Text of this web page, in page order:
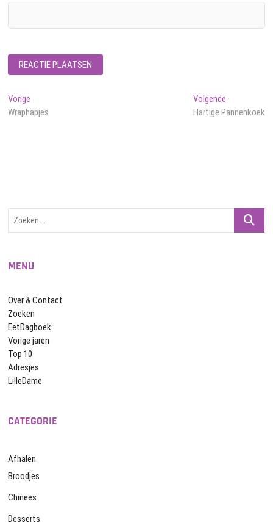
Bericht
navigatie
Vorige
bericht:
Wraphapjes
VolgendeVolgend
bericht:
Hartige Pannenkoek
Zoeken
MENU
Over & Contact
Zoeken
EetDagboek
Vorige jaren
Top 10
Adresjes
LilleDame
CATEGORIE
Afhalen
Broodjes
Chinees
Desserts